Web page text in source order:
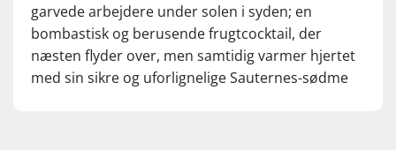
garvede arbejdere under solen i syden; en
bombastisk og berusende frugtcocktail, der
næsten flyder over, men samtidig varmer hjertet
med sin sikre og uforlignelige Sauternes-sødme